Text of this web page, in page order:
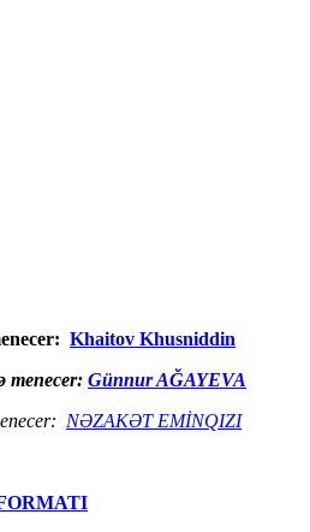
Khaitov Khusniddin
menecer: Günnur AĞAYEVA
NƏZAKƏT EMİNQIZI